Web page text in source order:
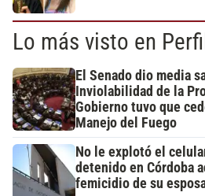
Lo más visto en Perfil
El Senado dio media
Inviolabilidad de la
Gobierno tuvo que
Manejo del Fuego
No le explotó el
detenido en Córdoba
femicidio de su